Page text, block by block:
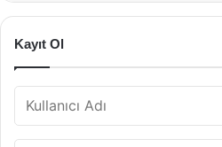
Kayıt Ol